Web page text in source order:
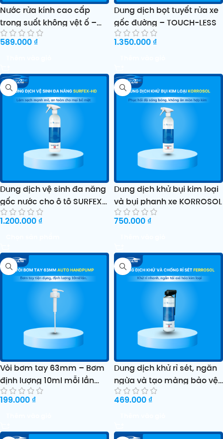
Nước rửa kính cao cấp
trong suốt không vệt ố –
Trace-Less
589.000 ₫
Dung dịch bọt tuyết rửa xe
gốc đường – TOUCH-LESS
1.350.000 ₫
Dung dịch vệ sinh đa năng
gốc nước cho ô tô SURFEX-
HD
1.200.000 ₫
Dung dịch khử bụi kim loại
và bụi phanh xe KORROSOL
750.000 ₫
Vòi bơm tay 63mm – Bơm
định lượng 10ml mỗi lần
HANDPUMP
199.000 ₫
Dung dịch khử rỉ sét, ngăn
ngừa và tạo màng bảo vệ
FERROSOL
469.000 ₫